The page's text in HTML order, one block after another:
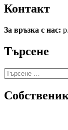
Контакт
За връзка с нас:
Търсене
Търсене
за:
Собственик